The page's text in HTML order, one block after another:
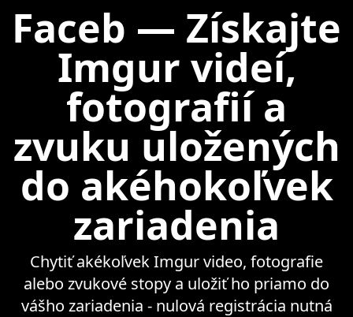
Faceb — Získajte
Imgur videí,
fotografií a
zvuku uložených
do akéhokoľvek
zariadenia
Chytiť akékoľvek Imgur video, fotografie
alebo zvukové stopy a uložiť ho priamo do
vášho zariadenia - nulová registrácia nutná